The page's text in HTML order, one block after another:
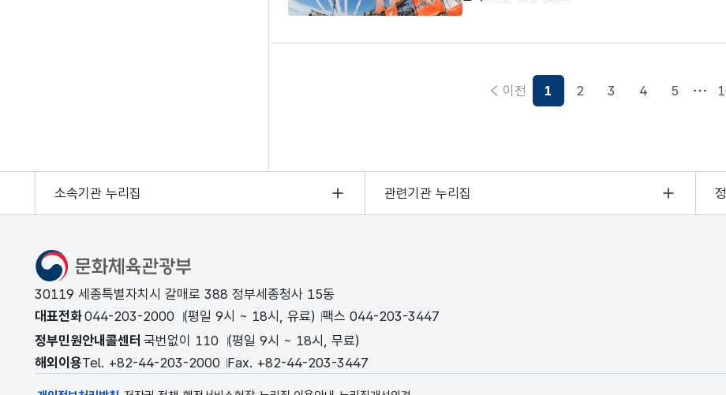
이전
현재페이지
1 2 3 4 5
소속기관 누리집 관련기관 누리집
문화체육관광부
30119 세종특별자치시 갈매로 388 정부세종청사 15동
대표전화044-203-2000 (평일 9시 ~ 18시, 유료) 팩스 044-203-3447
정부민원안내콜센터 국번없이 110
(평일 9시 ~ 18시, 무료)
해외이용Tel. +82-44-203-2000 Fax. +82-44-203-3447